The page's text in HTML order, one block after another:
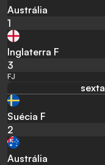
Austrália
1
Inglaterra F
3
FJ
Suécia F
2
Austrália